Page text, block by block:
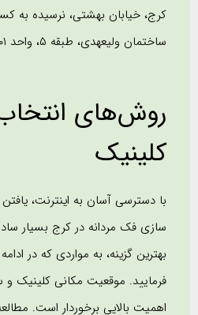
کرج، خیابان بهشتی، نرسیده به
ساختمان ولیعهدی، طبقه ۵، واحد ۵۰۱
روش‌های
کلینیک
با دسترسی آسان به اینترنت، یافتن
سازی فک مردانه در کرج بسیار
بهترین گزینه، به مواردی که در
فرمایید. موقعیت مکانی کلینیک
اهمیت بالایی برخوردار است.